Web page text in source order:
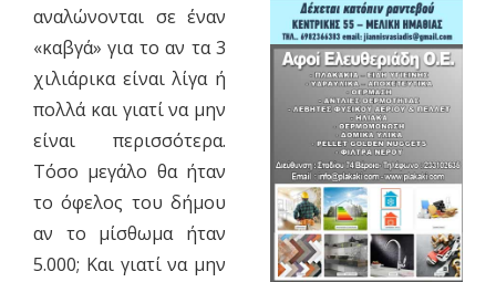
αναλώνονται σε έναν
«καβγά» για το αν τα 3
χιλιάρικα είναι λίγα ή
πολλά και γιατί να μην
είναι περισσότερα.
Τόσο μεγάλο θα ήταν
το όφελος του δήμου
αν το μίσθωμα ήταν
5.000; Και γιατί να μην